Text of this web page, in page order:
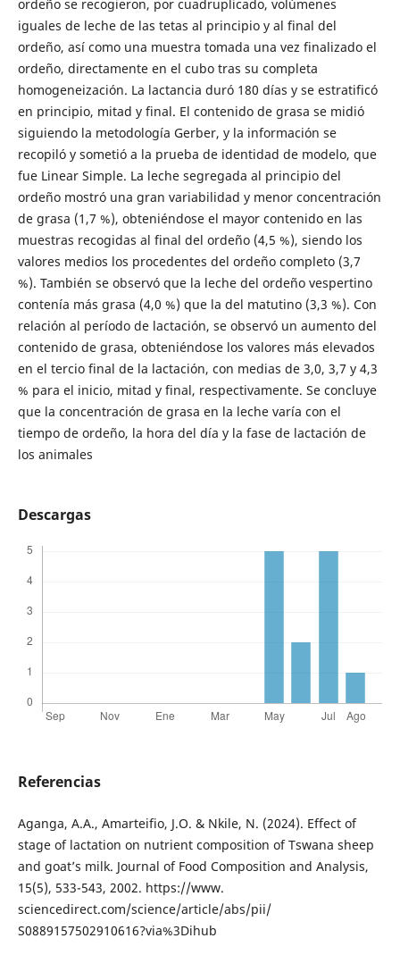
ordeño se recogieron, por cuadruplicado, volúmenes
iguales de leche de las tetas al principio y al final del
ordeño, así como una muestra tomada una vez finalizado el
ordeño, directamente en el cubo tras su completa
homogeneización. La lactancia duró 180 días y se estratificó
en principio, mitad y final. El contenido de grasa se midió
siguiendo la metodología Gerber, y la información se
recopiló y sometió a la prueba de identidad de modelo, que
fue Linear Simple. La leche segregada al principio del
ordeño mostró una gran variabilidad y menor concentración
de grasa (1,7 %), obteniéndose el mayor contenido en las
muestras recogidas al final del ordeño (4,5 %), siendo los
valores medios los procedentes del ordeño completo (3,7
%). También se observó que la leche del ordeño vespertino
contenía más grasa (4,0 %) que la del matutino (3,3 %). Con
relación al período de lactación, se observó un aumento del
contenido de grasa, obteniéndose los valores más elevados
en el tercio final de la lactación, con medias de 3,0, 3,7 y 4,3
% para el inicio, mitad y final, respectivamente. Se concluye
que la concentración de grasa en la leche varía con el
tiempo de ordeño, la hora del día y la fase de lactación de
los animales
Descargas
Referencias
Aganga, A.A., Amarteifio, J.O. & Nkile, N. (2024). Effect of
stage of lactation on nutrient composition of Tswana sheep
and goat’s milk. Journal of Food Composition and Analysis,
15(5), 533-543, 2002. https://www.
sciencedirect.com/science/article/abs/pii/
S0889157502910616?via%3Dihub